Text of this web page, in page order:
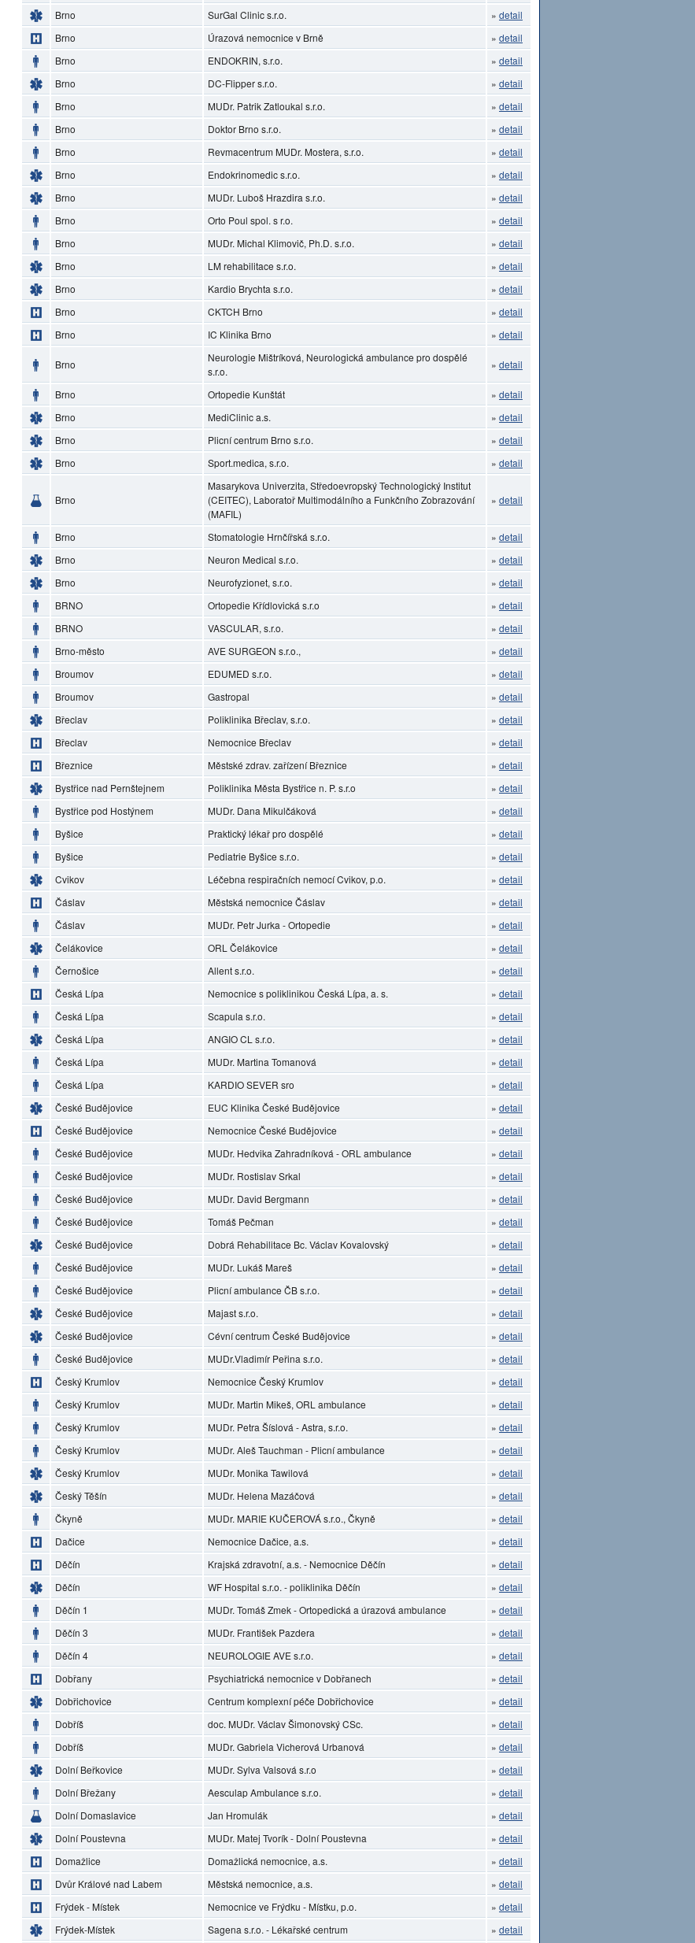
Brno
SurGal Clinic s.r.o. » detail
Brno
Úrazová nemocnice v Brně » detail
Brno
ENDOKRIN, s.r.o. » detail
Brno
DC-Flipper s.r.o. » detail
Brno
MUDr. Patrik Zatloukal s.r.o. » detail
Brno
Doktor Brno s.r.o. » detail
Brno
Revmacentrum MUDr. Mostera, s.r.o. » detail
Brno
Endokrinomedic s.r.o. » detail
Brno
MUDr. Luboš Hrazdira s.r.o. » detail
Brno
Orto Poul spol. s r.o. » detail
Brno
MUDr. Michal Klimovič, Ph.D. s.r.o. » detail
Brno
LM rehabilitace s.r.o. » detail
Brno
Kardio Brychta s.r.o. » detail
Brno
CKTCH Brno » detail
Brno
IC Klinika Brno » detail
Brno
Neurologie Mištríková, Neurologická ambulance pro dospělé
s.r.o.
» detail
Brno Ortopedie Kunštát » detail
Brno
MediClinic a.s. » detail
Brno
Plicní centrum Brno s.r.o. » detail
Brno
Sport.medica, s.r.o. » detail
Brno
Masarykova Univerzita, Středoevropský Technologický Institut
(CEITEC), Laboratoř Multimodálního a Funkčního Zobrazování
(MAFIL)
» detail
Brno Stomatologie Hrnčířská s.r.o. » detail
Brno
Neuron Medical s.r.o. » detail
Brno
Neurofyzionet, s.r.o. » detail
BRNO
Ortopedie Křídlovická s.r.o » detail
BRNO
VASCULAR, s.r.o. » detail
Brno-město
AVE SURGEON s.r.o., » detail
Broumov
EDUMED s.r.o. » detail
Broumov
Gastropal » detail
Břeclav
Poliklinika Břeclav, s.r.o. » detail
Břeclav
Nemocnice Břeclav » detail
Březnice
Městské zdrav. zařízení Březnice » detail
Bystřice nad Pernštejnem
Poliklinika Města Bystřice n. P. s.r.o » detail
Bystřice pod Hostýnem
MUDr. Dana Mikulčáková » detail
Byšice
Praktický lékař pro dospělé » detail
Byšice
Pediatrie Byšice s.r.o. » detail
Cvikov
Léčebna respiračních nemocí Cvikov, p.o. » detail
Čáslav
Městská nemocnice Čáslav » detail
Čáslav
MUDr. Petr Jurka - Ortopedie » detail
Čelákovice
ORL Čelákovice » detail
Černošice
Allent s.r.o. » detail
Česká Lípa
Nemocnice s poliklinikou Česká Lípa, a. s. » detail
Česká Lípa
Scapula s.r.o. » detail
Česká Lípa
ANGIO CL s.r.o. » detail
Česká Lípa
MUDr. Martina Tomanová » detail
Česká Lípa
KARDIO SEVER sro » detail
České Budějovice
EUC Klinika České Budějovice » detail
České Budějovice
Nemocnice České Budějovice » detail
České Budějovice
MUDr. Hedvika Zahradníková - ORL ambulance » detail
České Budějovice
MUDr. Rostislav Srkal » detail
České Budějovice
MUDr. David Bergmann » detail
České Budějovice
Tomáš Pečman » detail
České Budějovice
Dobrá Rehabilitace Bc. Václav Kovalovský » detail
České Budějovice
MUDr. Lukáš Mareš » detail
České Budějovice
Plicní ambulance ČB s.r.o. » detail
České Budějovice
Majast s.r.o. » detail
České Budějovice
Cévní centrum České Budějovice » detail
České Budějovice
MUDr.Vladimír Peřina s.r.o. » detail
Český Krumlov
Nemocnice Český Krumlov » detail
Český Krumlov
MUDr. Martin Mikeš, ORL ambulance » detail
Český Krumlov
MUDr. Petra Šíslová - Astra, s.r.o. » detail
Český Krumlov
MUDr. Aleš Tauchman - Plicní ambulance » detail
Český Krumlov
MUDr. Monika Tawilová » detail
Český Těšín
MUDr. Helena Mazáčová » detail
Čkyně
MUDr. MARIE KUČEROVÁ s.r.o., Čkyně » detail
Dačice
Nemocnice Dačice, a.s. » detail
Děčín
Krajská zdravotní, a.s. - Nemocnice Děčín » detail
Děčín
WF Hospital s.r.o. - poliklinika Děčín » detail
Děčín 1
MUDr. Tomáš Zmek - Ortopedická a úrazová ambulance » detail
Děčín 3
MUDr. František Pazdera » detail
Děčín 4
NEUROLOGIE AVE s.r.o. » detail
Dobřany
Psychiatrická nemocnice v Dobřanech » detail
Dobřichovice
Centrum komplexní péče Dobřichovice » detail
Dobříš
doc. MUDr. Václav Šimonovský CSc. » detail
Dobříš
MUDr. Gabriela Vicherová Urbanová » detail
Dolní Beřkovice
MUDr. Sylva Valsová s.r.o » detail
Dolní Břežany
Aesculap Ambulance s.r.o. » detail
Dolní Domaslavice
Jan Hromulák » detail
Dolní Poustevna
MUDr. Matej Tvorík - Dolní Poustevna » detail
Domažlice
Domažlická nemocnice, a.s. » detail
Dvůr Králové nad Labem
Městská nemocnice, a.s. » detail
Frýdek - Místek
Nemocnice ve Frýdku - Místku, p.o. » detail
Frýdek-Místek
Sagena s.r.o. - Lékařské centrum » detail